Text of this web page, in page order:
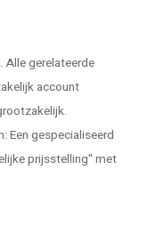
Alle gerelateerde
account
Een gespecialiseerd
prijsstelling" met